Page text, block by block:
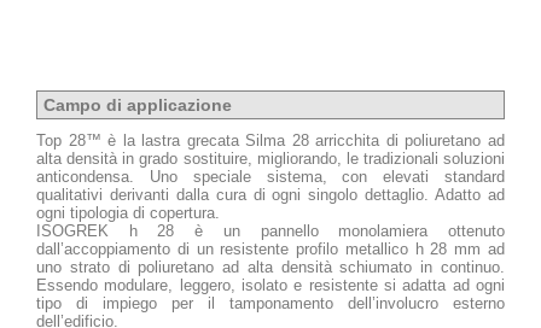
Campo di applicazione
Top 28™ è la lastra grecata Silma 28 arricchita di poliuretano ad
alta densità in grado sostituire, migliorando, le tradizionali soluzioni
anticondensa. Uno speciale sistema, con elevati standard
qualitativi derivanti dalla cura di ogni singolo dettaglio. Adatto ad
ogni tipologia di copertura.
ISOGREK h 28 è un pannello monolamiera ottenuto
dall’accoppiamento di un resistente profilo metallico h 28 mm ad
uno strato di poliuretano ad alta densità schiumato in continuo.
Essendo modulare, leggero, isolato e resistente si adatta ad ogni
tipo di impiego per il tamponamento dell’involucro esterno
dell’edificio.